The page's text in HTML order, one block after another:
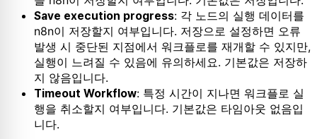
Save execution progress: 각 노드의 실행 데이터를
n8n이 저장할지 여부입니다. 저장으로 설정하면 오류
발생 시 중단된 지점에서 워크플로를 재개할 수 있지만,
실행이 느려질 수 있음에 유의하세요. 기본값은 저장하
지 않음입니다.
Timeout Workflow: 특정 시간이 지나면 워크플로 실
행을 취소할지 여부입니다. 기본값은 타임아웃 없음입
니다.